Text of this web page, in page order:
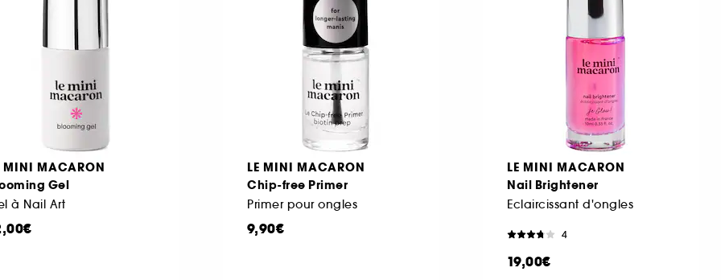
MINI MACARON
Gel
à Nail Art
LE MINI MACARON
Chip-free Primer
Primer pour ongles
9,90€
LE MINI MACARON
Nail Brightener
Eclaircissant d'ongles
4
19,00€